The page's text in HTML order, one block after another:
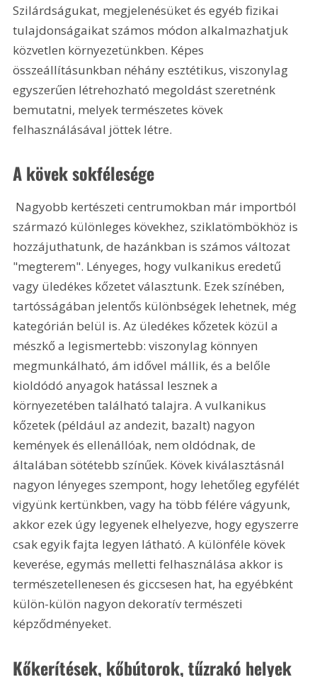
Szilárdságukat, megjelenésüket és egyéb fizikai
tulajdonságaikat számos módon alkalmazhatjuk
közvetlen környezetünkben. Képes
összeállításunkban néhány esztétikus, viszonylag
egyszerűen létrehozható megoldást szeretnénk
bemutatni, melyek természetes kövek
felhasználásával jöttek létre.
A kövek sokfélesége
származó különleges kövekhez, sziklatömbökhöz is
hozzájuthatunk, de hazánkban is számos változat
"megterem". Lényeges, hogy vulkanikus eredetű
vagy üledékes kőzetet választunk. Ezek színében,
tartósságában jelentős különbségek lehetnek, még
kategórián belül is. Az üledékes kőzetek közül a
mészkő a legismertebb: viszonylag könnyen
megmunkálható, ám idővel mállik, és a belőle
kioldódó anyagok hatással lesznek a
környezetében található talajra. A vulkanikus
kőzetek (például az andezit, bazalt) nagyon
kemények és ellenállóak, nem oldódnak, de
általában sötétebb színűek. Kövek kiválasztásnál
nagyon lényeges szempont, hogy lehetőleg egyfélét
vigyünk kertünkben, vagy ha több félére vágyunk,
akkor ezek úgy legyenek elhelyezve, hogy egyszerre
csak egyik fajta legyen látható. A különféle kövek
keverése, egymás melletti felhasználása akkor is
természetellenesen és giccsesen hat, ha egyébként
külön-külön nagyon dekoratív természeti
képződményeket.
Kőkerítések, kőbútorok, tűzrakó helyek